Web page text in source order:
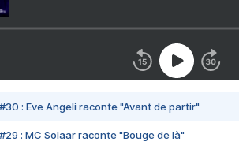
#30 : Eve Angeli raconte "Avant de partir"
#29 : MC Solaar raconte "Bouge de là"